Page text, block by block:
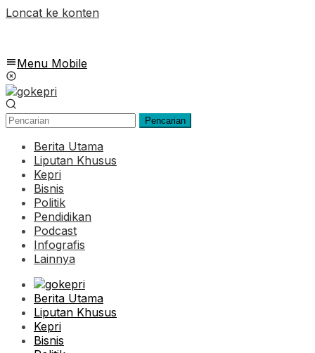
Loncat ke konten
Menu Mobile
Pencarian
Berita Utama
Liputan Khusus
Kepri
Bisnis
Politik
Pendidikan
Podcast
Infografis
Lainnya
Berita Utama
Liputan Khusus
Kepri
Bisnis